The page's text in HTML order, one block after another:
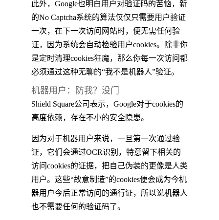
此外，Google也明白用户对验证码的苦恼，新
的No Captcha系统的算法仅仅只需要用户验证
一次，在下一次访问网站时，便无需任何验
证，因为系统会自动检验用户cookies。除非你
是定时清理cookies狂魔，那么你每一次访问都
必须通过这种无聊的“我不是机器人”验证。
机器用户：防我？没门
Shield Square公司表示，Google对于cookies的
高度依赖，存在不小的安全隐患。
因为对于机器用户来说，一旦第一次通过验
证，它们会通过OCR识别，特意留下相关的
访问cookies的证据，把自己伪装的更像是人类
用户。这些“故意制造”的cookies便会成为今机
器用户今后正常访问的通行证，所以说机器人
也不需要任何的验证码了。